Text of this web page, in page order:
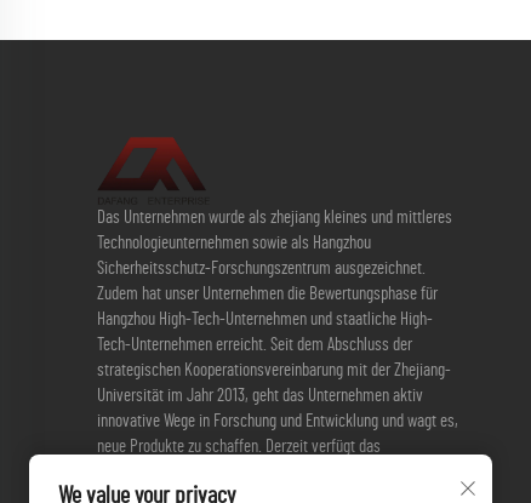
Das Unternehmen wurde als zhejiang kleines und mittleres
Technologieunternehmen sowie als Hangzhou
Sicherheitsschutz-Forschungszentrum ausgezeichnet.
Zudem hat unser Unternehmen die Bewertungsphase für
Hangzhou High-Tech-Unternehmen und staatliche High-
Tech-Unternehmen erreicht. Seit dem Abschluss der
strategischen Kooperationsvereinbarung mit der Zhejiang-
Universität im Jahr 2013, geht das Unternehmen aktiv
innovative Wege in Forschung und Entwicklung und wagt es,
neue Produkte zu schaffen. Derzeit verfügt das
Gebrauchspatente.
We value your privacy